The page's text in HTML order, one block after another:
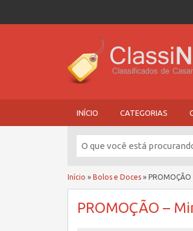
INÍCIO CATEGORIAS
Início » Bolos e Doces »
PROMOÇÃO –